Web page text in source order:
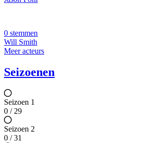
0 stemmen
Will Smith
Meer acteurs
Seizoenen
Seizoen 1
0 / 29
Seizoen 2
0 / 31